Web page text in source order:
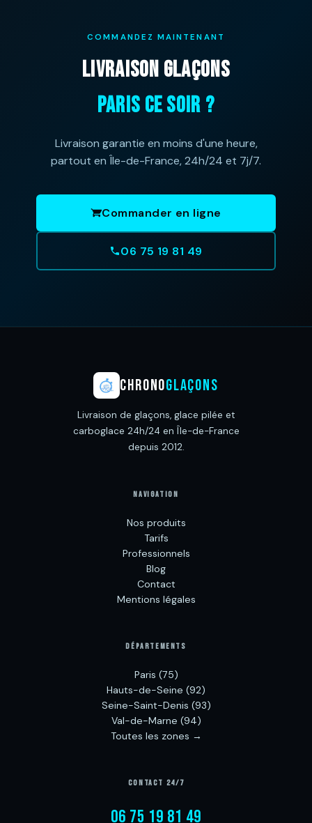
COMMANDEZ MAINTENANT
LIVRAISON GLAÇONS
PARIS CE SOIR ?
Livraison garantie en moins d'une heure,
partout en Île-de-France, 24h/24 et 7j/7.
Commander en ligne
06 75 19 81 49
CHRONOGLAÇONS
Livraison de glaçons, glace pilée et
carboglace 24h/24 en Île-de-France
depuis 2012.
NAVIGATION
Nos produits
Tarifs
Professionnels
Blog
Contact
Mentions légales
DÉPARTEMENTS
Paris (75)
Hauts-de-Seine (92)
Seine-Saint-Denis (93)
Val-de-Marne (94)
Toutes les zones →
CONTACT 24/7
06 75 19 81 49